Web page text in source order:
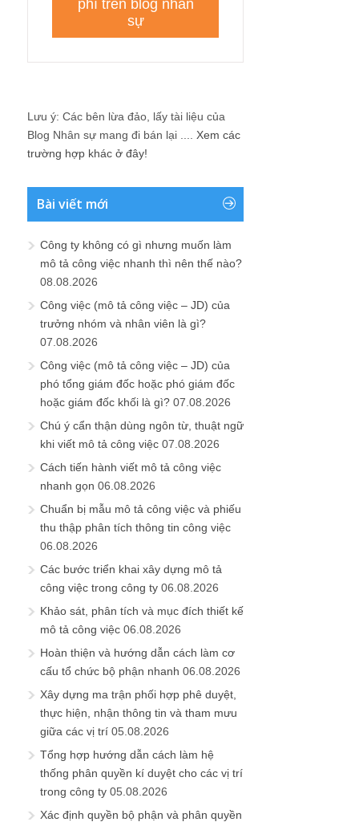
Lưu ý: Các bên lừa đảo, lấy tài liệu của
Blog Nhân sự mang đi bán lại .... Xem các
trường hợp khác ở đây!
Bài viết mới
Công ty không có gì nhưng muốn làm
mô tả công việc nhanh thì nên thế nào?
08.08.2026
Công việc (mô tả công việc – JD) của
trưởng nhóm và nhân viên là gì?
07.08.2026
Công việc (mô tả công việc – JD) của
phó tổng giám đốc hoặc phó giám đốc
hoặc giám đốc khối là gì? 07.08.2026
Chú ý cẩn thận dùng ngôn từ, thuật ngữ
khi viết mô tả công việc 07.08.2026
Cách tiến hành viết mô tả công việc
nhanh gọn 06.08.2026
Chuẩn bị mẫu mô tả công việc và phiếu
thu thập phân tích thông tin công việc
06.08.2026
Các bước triển khai xây dựng mô tả
công việc trong công ty 06.08.2026
Khảo sát, phân tích và mục đích thiết kế
mô tả công việc 06.08.2026
Hoàn thiện và hướng dẫn cách làm cơ
cấu tổ chức bộ phận nhanh 06.08.2026
Xây dựng ma trận phối hợp phê duyệt,
thực hiện, nhận thông tin và tham mưu
giữa các vị trí 05.08.2026
Tổng hợp hướng dẫn cách làm hệ
thống phân quyền kí duyệt cho các vị trí
trong công ty 05.08.2026
Xác định quyền bộ phận và phân quyền